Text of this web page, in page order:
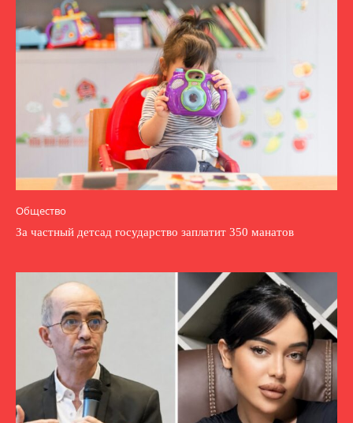
Общество
За частный детсад государство заплатит 350 манатов